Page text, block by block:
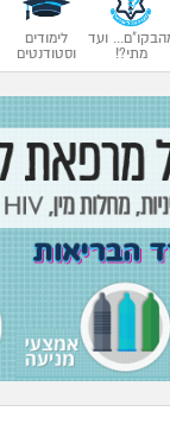
ועד
מתי?!
לימודים
וסטודנטים